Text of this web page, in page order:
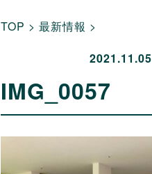
TOP > 最新情報 >
2021.11.05
IMG_0057